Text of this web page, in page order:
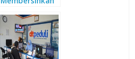
Memberdayaka
n